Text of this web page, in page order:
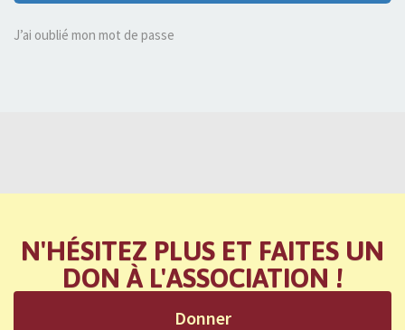
J’ai oublié mon mot de passe
N'HÉSITEZ PLUS ET FAITES UN
DON À L'ASSOCIATION !
Donner